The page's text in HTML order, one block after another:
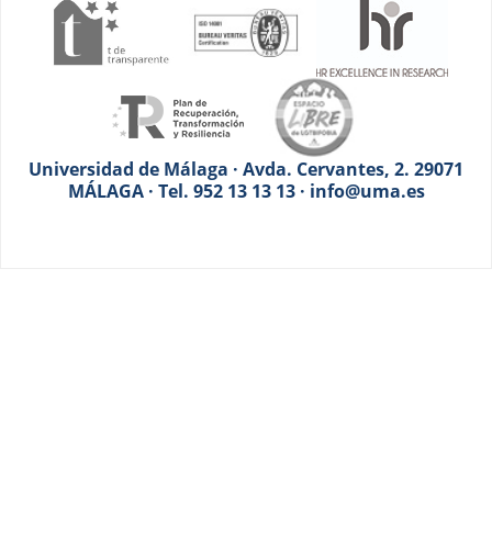
Universidad de Málaga · Avda. Cervantes, 2. 29071
MÁLAGA · Tel. 952 13 13 13 · info@uma.es